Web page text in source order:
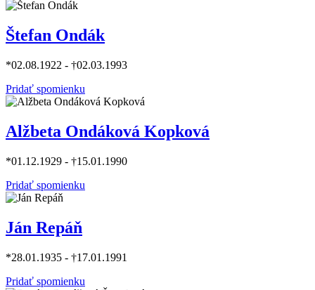
Štefan Ondák
*02.08.1922 - †02.03.1993
Pridať spomienku
Alžbeta Ondáková Kopková
*01.12.1929 - †15.01.1990
Pridať spomienku
Ján Repáň
*28.01.1935 - †17.01.1991
Pridať spomienku